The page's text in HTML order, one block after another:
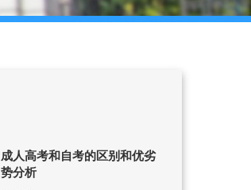
成人高考和自考的区别和优劣
势分析